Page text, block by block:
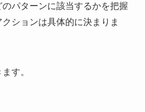
パターンに該当するかを把握
ションは具体的に決まりま
す。